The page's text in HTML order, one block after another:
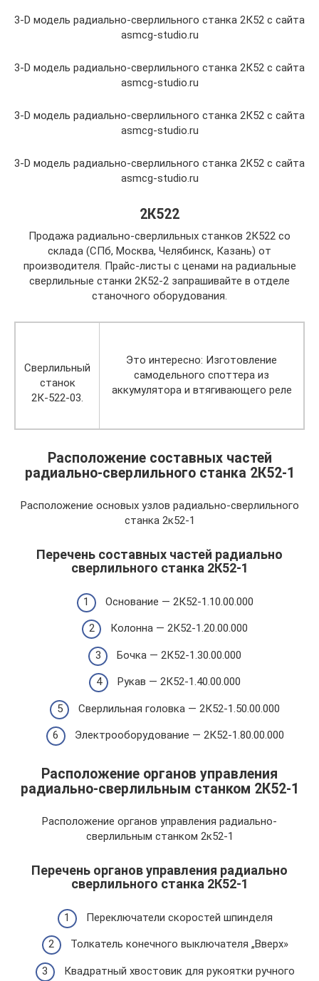
3-D модель радиально-сверлильного станка 2К52 с сайта
asmcg-studio.ru
3-D модель радиально-сверлильного станка 2К52 с сайта
asmcg-studio.ru
3-D модель радиально-сверлильного станка 2К52 с сайта
asmcg-studio.ru
3-D модель радиально-сверлильного станка 2К52 с сайта
asmcg-studio.ru
2К522
Продажа радиально-сверлильных станков 2К522 со
склада (СПб, Москва, Челябинск, Казань) от
производителя. Прайс-листы с ценами на радиальные
сверлильные станки 2К52-2 запрашивайте в отделе
станочного оборудования.
Сверлильный
станок
2К-522-03.
Это интересно: Изготовление
самодельного споттера из
аккумулятора и втягивающего реле
Расположение составных частей
радиально-сверлильного станка 2К52-1
Расположение основых узлов радиально-сверлильного
станка 2к52-1
Перечень составных частей радиально
сверлильного станка 2К52-1
Основание — 2К52-1.10.00.000
Колонна — 2К52-1.20.00.000
Бочка — 2К52-1.30.00.000
Рукав — 2К52-1.40.00.000
Сверлильная головка — 2К52-1.50.00.000
Электрооборудование — 2К52-1.80.00.000
Расположение органов управления
радиально-сверлильным станком 2К52-1
Расположение органов управления радиально-
сверлильным станком 2к52-1
Перечень органов управления радиально
сверлильного станка 2К52-1
Переключатели скоростей шпинделя
Толкатель конечного выключателя „Вверх»
Квадратный хвостовик для рукоятки ручного